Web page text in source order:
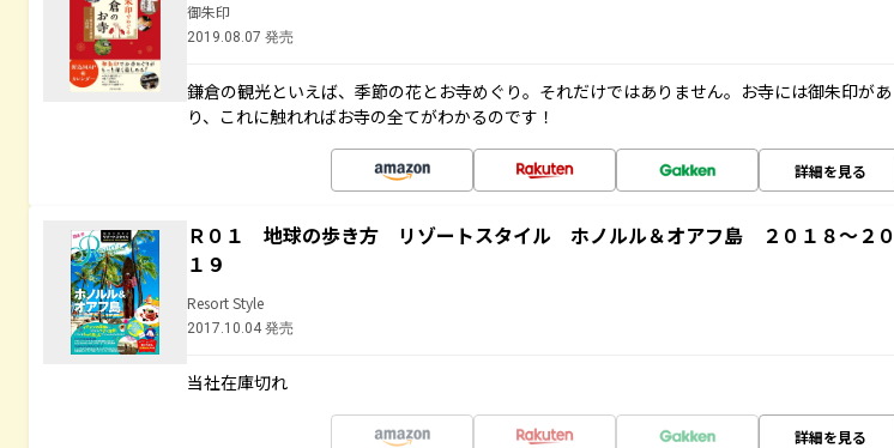
御朱印
2019.08.07 発売
鎌倉の観光といえば、季節の花とお寺めぐり。それだけではありません。お寺には御朱印があ
り、これに触れればお寺の全てがわかるのです！
詳細を見る
Ｒ０１ 地球の歩き方 リゾートスタイル ホノルル＆オアフ島 ２０１８～２０
１９
Resort Style
2017.10.04 発売
当社在庫切れ
詳細を見る